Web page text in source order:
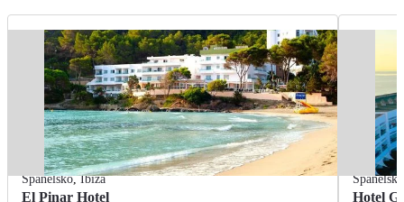
Španělsko,Ibiza
El Pinar Hotel
Španělsko
Hotel